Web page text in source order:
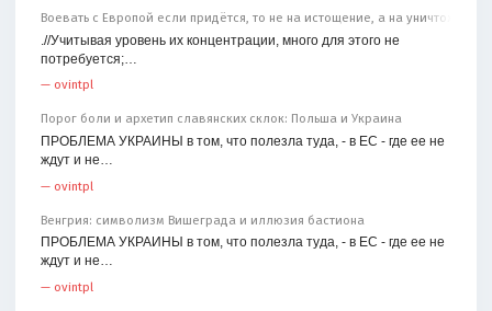
Воевать с Европой если придётся, то не на истощение, а на уничтожение
.//Учитывая уровень их концентрации, много для этого не
потребуется;…
— ovintpl
Порог боли и архетип славянских склок: Польша и Украина
ПРОБЛЕМА УКРАИНЫ в том, что полезла туда, - в ЕС - где ее не
ждут и не…
— ovintpl
Венгрия: символизм Вишеграда и иллюзия бастиона
ПРОБЛЕМА УКРАИНЫ в том, что полезла туда, - в ЕС - где ее не
ждут и не…
— ovintpl